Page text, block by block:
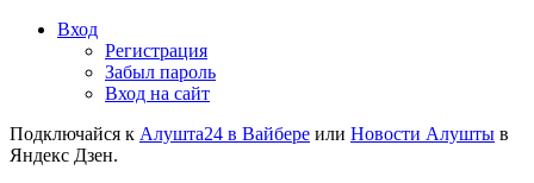
Вход
Регистрация
Забыл пароль
Вход на сайт
Подключайся к Алушта24 в Вайбере или Новости Алушты в
Яндекс Дзен.